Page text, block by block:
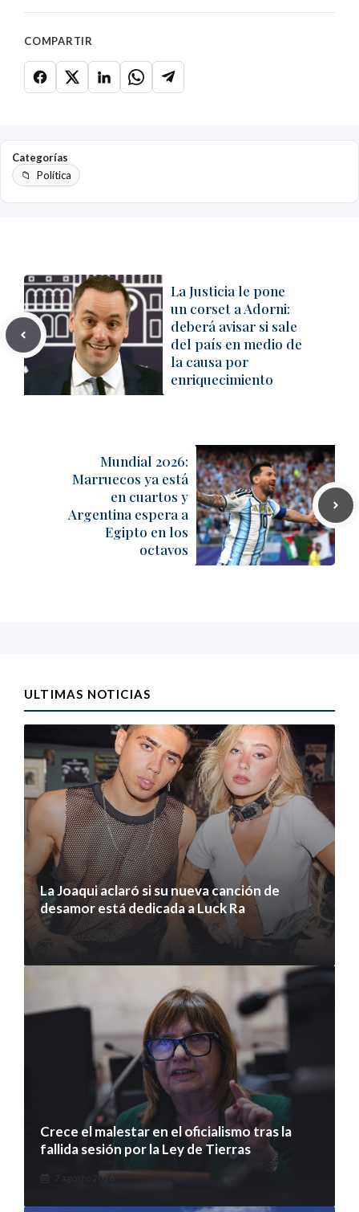
COMPARTIR
Categorías
Política
La Justicia le pone
un corset a Adorni:
deberá avisar si sale
del país en medio de
la causa por
enriquecimiento
Mundial 2026:
Marruecos ya está
en cuartos y
Argentina espera a
Egipto en los
octavos
ULTIMAS NOTICIAS
La Joaqui aclaró si su nueva canción de
desamor está dedicada a Luck Ra
7 agosto 2026
Crece el malestar en el oficialismo tras la
fallida sesión por la Ley de Tierras
7 agosto 2026